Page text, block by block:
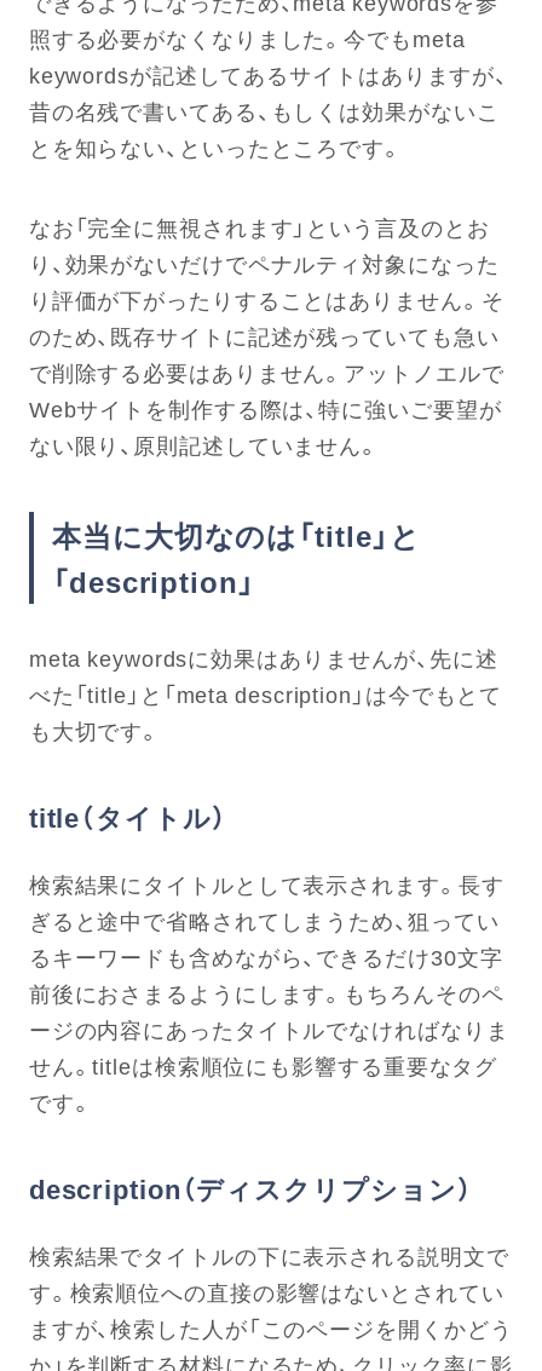
照する必要がなくなりました。今でもmeta
keywordsが記述してあるサイトはありますが、
昔の名残で書いてある、もしくは効果がないこ
とを知らない、といったところです。
なお「完全に無視されます」という言及のとお
り、効果がないだけでペナルティ対象になった
り評価が下がったりすることはありません。そ
のため、既存サイトに記述が残っていても急い
で削除する必要はありません。アットノエルで
Webサイトを制作する際は、特に強いご要望が
ない限り、原則記述していません。
本当に大切なのは「title」と
「description」
meta keywordsに効果はありませんが、先に述
べた「title」と「meta description」は今でもとて
も大切です。
title（タイトル）
検索結果にタイトルとして表示されます。長す
ぎると途中で省略されてしまうため、狙ってい
るキーワードも含めながら、できるだけ30文字
前後におさまるようにします。もちろんそのペ
ージの内容にあったタイトルでなければなりま
せん。titleは検索順位にも影響する重要なタグ
です。
description（ディスクリプション）
検索結果でタイトルの下に表示される説明文で
す。検索順位への直接の影響はないとされてい
ますが、検索した人が「このページを開くかどう